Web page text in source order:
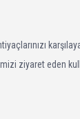
ziyaret eden